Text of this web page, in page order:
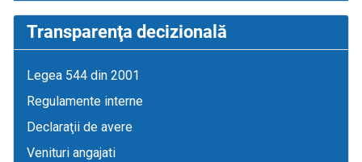
Transparenţa decizională
Legea 544 din 2001
Regulamente interne
Declaraţii de avere
Venituri angajati